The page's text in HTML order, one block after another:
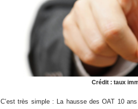
Crédit : taux
C​’est très simple : La hausse des OAT 10